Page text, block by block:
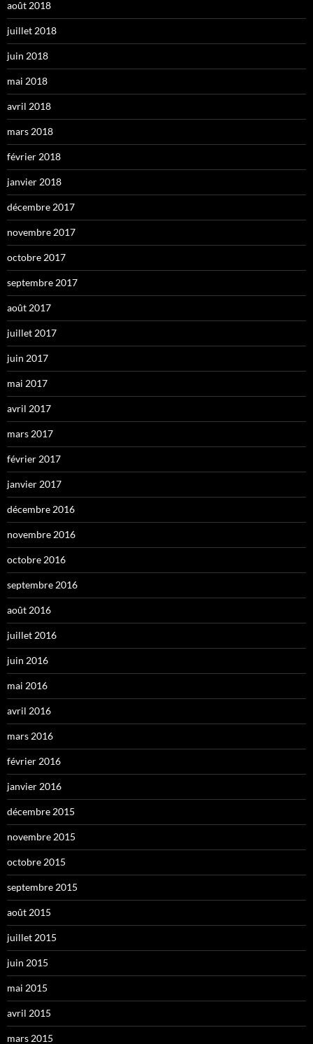
août 2018
juillet 2018
juin 2018
mai 2018
avril 2018
mars 2018
février 2018
janvier 2018
décembre 2017
novembre 2017
octobre 2017
septembre 2017
août 2017
juillet 2017
juin 2017
mai 2017
avril 2017
mars 2017
février 2017
janvier 2017
décembre 2016
novembre 2016
octobre 2016
septembre 2016
août 2016
juillet 2016
juin 2016
mai 2016
avril 2016
mars 2016
février 2016
janvier 2016
décembre 2015
novembre 2015
octobre 2015
septembre 2015
août 2015
juillet 2015
juin 2015
mai 2015
avril 2015
mars 2015